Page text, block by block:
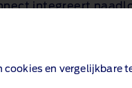
integreert
allemaal via een
cookies en vergelijkbare